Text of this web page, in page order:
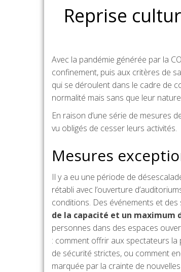
Reprise
Avec la pandémie générée par la
confinement, puis aux critères de
qui se déroulent dans le cadre de
normalité mais sans que leur
En raison d’une série de mesures
vu obligés de cesser leurs activités.
Mesures
Il y a eu une période de
rétabli avec l’ouverture
conditions. Des événements et
de la capacité et un maximum
personnes dans des espaces
: comment offrir aux spectateurs la
de sécurité strictes, ou comment
marquée par la crainte de